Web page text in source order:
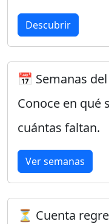
Descubrir
📅 Semanas
Conoce en qué
cuántas faltan.
Ver semanas
⏳ Cuenta